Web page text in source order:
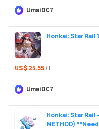
Umai007
Honkai: Star Rail
US$ 25.55/ 1
Umai007
Honkai: Star Rail
METHOD)